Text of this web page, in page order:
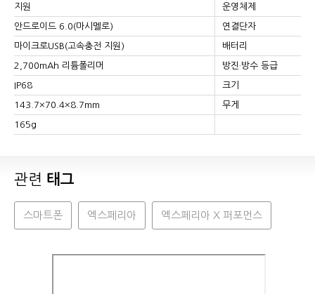
지원 운영체제
안드로이드 6.0(마시멜로) 연결단자
마이크로USB(고속충전 지원) 배터리
2,700mAh 리튬폴리머 방진·방수 등급
IP68 크기
143.7×70.4×8.7mm 무게
165g
관련 태그
스마트폰 엑스페리아 엑스페리아 X 퍼포먼스